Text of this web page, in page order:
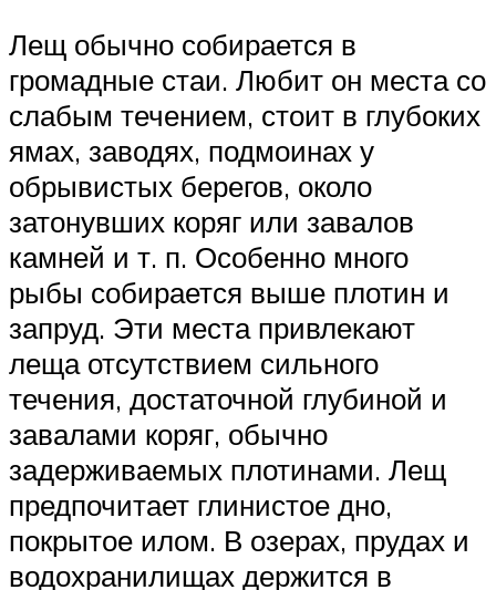
Лещ обычно собирается в
громадные стаи. Любит он места со
слабым течением, стоит в глубоких
ямах, заводях, подмоинах у
обрывистых берегов, около
затонувших коряг или завалов
камней и т. п. Особенно много
рыбы собирается выше плотин и
запруд. Эти места привлекают
леща отсутствием сильного
течения, достаточной глубиной и
завалами коряг, обычно
задерживаемых плотинами. Лещ
предпочитает глинистое дно,
покрытое илом. В озерах, прудах и
водохранилищах держится в